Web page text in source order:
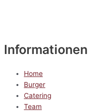
Informationen
Home
Burger
Catering
Team